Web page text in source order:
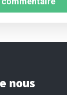
nous